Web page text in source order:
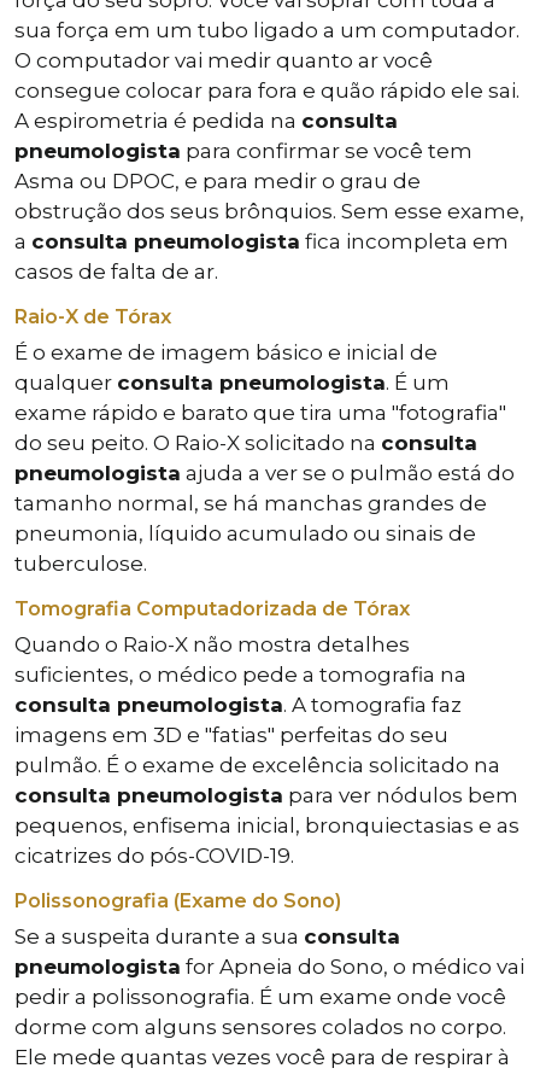
sua força em um tubo ligado a um computador.
O computador vai medir quanto ar você
consegue colocar para fora e quão rápido ele sai.
A espirometria é pedida na consulta
pneumologista para confirmar se você tem
Asma ou DPOC, e para medir o grau de
obstrução dos seus brônquios. Sem esse exame,
a consulta pneumologista fica incompleta em
casos de falta de ar.
Raio-X de Tórax
É o exame de imagem básico e inicial de
qualquer consulta pneumologista. É um
exame rápido e barato que tira uma "fotografia"
do seu peito. O Raio-X solicitado na consulta
pneumologista ajuda a ver se o pulmão está do
tamanho normal, se há manchas grandes de
pneumonia, líquido acumulado ou sinais de
tuberculose.
Tomografia Computadorizada de Tórax
Quando o Raio-X não mostra detalhes
suficientes, o médico pede a tomografia na
consulta pneumologista. A tomografia faz
imagens em 3D e "fatias" perfeitas do seu
pulmão. É o exame de excelência solicitado na
consulta pneumologista para ver nódulos bem
pequenos, enfisema inicial, bronquiectasias e as
cicatrizes do pós-COVID-19.
Polissonografia (Exame do Sono)
Se a suspeita durante a sua consulta
pneumologista for Apneia do Sono, o médico vai
pedir a polissonografia. É um exame onde você
dorme com alguns sensores colados no corpo.
Ele mede quantas vezes você para de respirar à